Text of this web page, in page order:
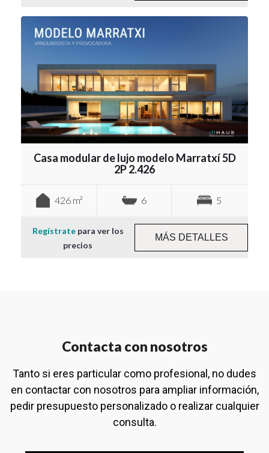
Casa modular de lujo modelo Marratxí 5D
2P 2.426
426 m² 6 5
Regístratepara ver los
precios
MÁS DETALLES
Contacta con nosotros
Tanto si eres particular como profesional, no dudes
en contactar con nosotros para ampliar información,
pedir presupuesto personalizado o realizar cualquier
consulta.